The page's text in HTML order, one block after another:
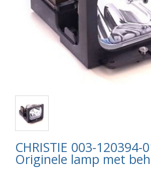
CHRISTIE 003-120394-
Originele lamp met